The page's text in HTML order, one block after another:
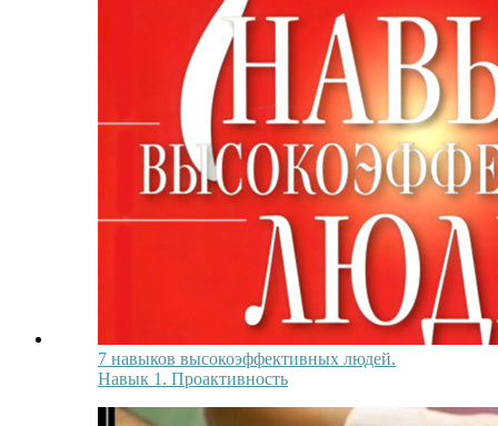
7 навыков высокоэффективных людей.
Навык 1. Проактивность